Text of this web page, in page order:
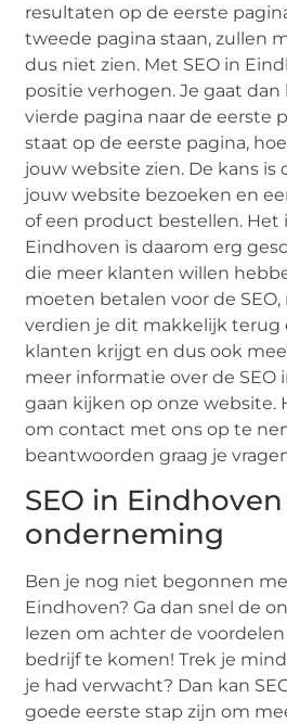
resultaten op de eerste
tweede pagina staan, zullen
dus niet zien. Met SEO in
positie verhogen. Je gaat
vierde pagina naar de eerste
staat op de eerste pagina,
jouw website zien. De kans is
jouw website bezoeken en
of een product bestellen. Het
Eindhoven is daarom erg
die meer klanten willen
moeten betalen voor de
verdien je dit makkelijk terug
klanten krijgt en dus ook
meer informatie over de SEO
gaan kijken op onze website.
om contact met ons op te
beantwoorden graag je
SEO in
onderneming
Ben je nog niet begonnen
Eindhoven? Ga dan snel de
lezen om achter de
bedrijf te komen! Trek je
je had verwacht? Dan kan
goede eerste stap zijn om